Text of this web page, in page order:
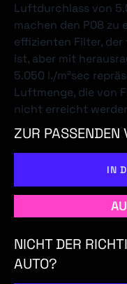
Luftdurchlass von
machen den P08 zu
effizienten Filter,
ist, aber mit
5.050 l./m²sec
Luftmenge, die von
nicht erreicht
ZUR PASSENDEN
IN
NICHT DER
AUTO?